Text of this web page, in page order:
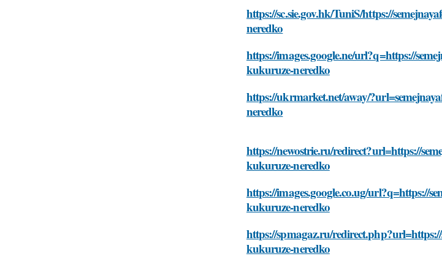
https://sc.sie.gov.hk/TuniS/https://
neredko
https://images.google.ne/url?q=https://
kukuruze-neredko
https://ukrmarket.net/away/
neredko
https://newostrie.ru/redirect?url=https://
kukuruze-neredko
https://images.google.co.ug/url?q=https://
kukuruze-neredko
https://spmagaz.ru/
kukuruze-neredko